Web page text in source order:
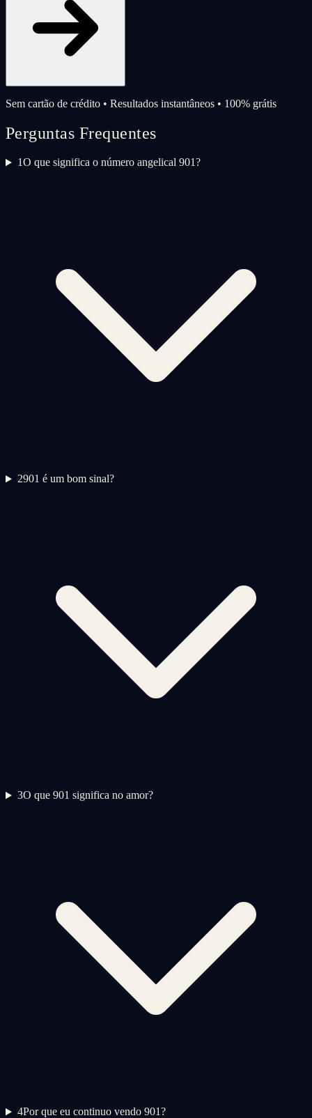
Sem cartão de crédito • Resultados instantâneos • 100% grátis
Perguntas Frequentes
1O que significa o número angelical 901?
2901 é um bom sinal?
3O que 901 significa no amor?
4Por que eu continuo vendo 901?